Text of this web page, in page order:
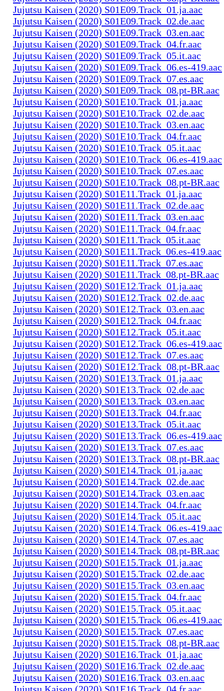
Jujutsu Kaisen (2020) S01E09.Track_01.ja.aac
Jujutsu Kaisen (2020) S01E09.Track_02.de.aac
Jujutsu Kaisen (2020) S01E09.Track_03.en.aac
Jujutsu Kaisen (2020) S01E09.Track_04.fr.aac
Jujutsu Kaisen (2020) S01E09.Track_05.it.aac
Jujutsu Kaisen (2020) S01E09.Track_06.es-419.aac
Jujutsu Kaisen (2020) S01E09.Track_07.es.aac
Jujutsu Kaisen (2020) S01E09.Track_08.pt-BR.aac
Jujutsu Kaisen (2020) S01E10.Track_01.ja.aac
Jujutsu Kaisen (2020) S01E10.Track_02.de.aac
Jujutsu Kaisen (2020) S01E10.Track_03.en.aac
Jujutsu Kaisen (2020) S01E10.Track_04.fr.aac
Jujutsu Kaisen (2020) S01E10.Track_05.it.aac
Jujutsu Kaisen (2020) S01E10.Track_06.es-419.aac
Jujutsu Kaisen (2020) S01E10.Track_07.es.aac
Jujutsu Kaisen (2020) S01E10.Track_08.pt-BR.aac
Jujutsu Kaisen (2020) S01E11.Track_01.ja.aac
Jujutsu Kaisen (2020) S01E11.Track_02.de.aac
Jujutsu Kaisen (2020) S01E11.Track_03.en.aac
Jujutsu Kaisen (2020) S01E11.Track_04.fr.aac
Jujutsu Kaisen (2020) S01E11.Track_05.it.aac
Jujutsu Kaisen (2020) S01E11.Track_06.es-419.aac
Jujutsu Kaisen (2020) S01E11.Track_07.es.aac
Jujutsu Kaisen (2020) S01E11.Track_08.pt-BR.aac
Jujutsu Kaisen (2020) S01E12.Track_01.ja.aac
Jujutsu Kaisen (2020) S01E12.Track_02.de.aac
Jujutsu Kaisen (2020) S01E12.Track_03.en.aac
Jujutsu Kaisen (2020) S01E12.Track_04.fr.aac
Jujutsu Kaisen (2020) S01E12.Track_05.it.aac
Jujutsu Kaisen (2020) S01E12.Track_06.es-419.aac
Jujutsu Kaisen (2020) S01E12.Track_07.es.aac
Jujutsu Kaisen (2020) S01E12.Track_08.pt-BR.aac
Jujutsu Kaisen (2020) S01E13.Track_01.ja.aac
Jujutsu Kaisen (2020) S01E13.Track_02.de.aac
Jujutsu Kaisen (2020) S01E13.Track_03.en.aac
Jujutsu Kaisen (2020) S01E13.Track_04.fr.aac
Jujutsu Kaisen (2020) S01E13.Track_05.it.aac
Jujutsu Kaisen (2020) S01E13.Track_06.es-419.aac
Jujutsu Kaisen (2020) S01E13.Track_07.es.aac
Jujutsu Kaisen (2020) S01E13.Track_08.pt-BR.aac
Jujutsu Kaisen (2020) S01E14.Track_01.ja.aac
Jujutsu Kaisen (2020) S01E14.Track_02.de.aac
Jujutsu Kaisen (2020) S01E14.Track_03.en.aac
Jujutsu Kaisen (2020) S01E14.Track_04.fr.aac
Jujutsu Kaisen (2020) S01E14.Track_05.it.aac
Jujutsu Kaisen (2020) S01E14.Track_06.es-419.aac
Jujutsu Kaisen (2020) S01E14.Track_07.es.aac
Jujutsu Kaisen (2020) S01E14.Track_08.pt-BR.aac
Jujutsu Kaisen (2020) S01E15.Track_01.ja.aac
Jujutsu Kaisen (2020) S01E15.Track_02.de.aac
Jujutsu Kaisen (2020) S01E15.Track_03.en.aac
Jujutsu Kaisen (2020) S01E15.Track_04.fr.aac
Jujutsu Kaisen (2020) S01E15.Track_05.it.aac
Jujutsu Kaisen (2020) S01E15.Track_06.es-419.aac
Jujutsu Kaisen (2020) S01E15.Track_07.es.aac
Jujutsu Kaisen (2020) S01E15.Track_08.pt-BR.aac
Jujutsu Kaisen (2020) S01E16.Track_01.ja.aac
Jujutsu Kaisen (2020) S01E16.Track_02.de.aac
Jujutsu Kaisen (2020) S01E16.Track_03.en.aac